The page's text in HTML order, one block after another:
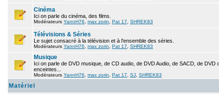
Cinéma
Ici on parle du cinéma, des films.
Modérateurs YannH76 max zorin Pat 17 SHREK83
Télévisions & Séries
Le sujet consacré à la télévision et à l'ensemble des séries.
Modérateurs YannH76 max zorin Pat 17 SHREK83
Musique
Ici on parle de DVD musique, de CD audio, de DVD Audio, de SACD, de
enceintes...
Modérateurs YannH76 max zorin Pat 17 SJ SHREK83
Matériel